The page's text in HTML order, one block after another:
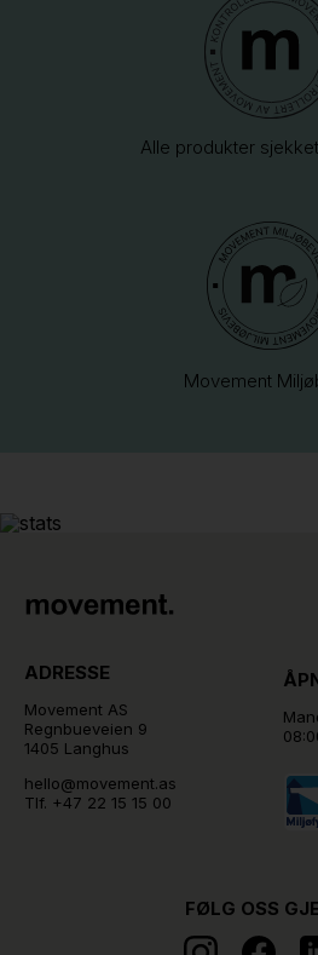
Alle produkter
Movement
ADRESSE
Movement AS
Regnbueveien 9
1405 Langhus
hello@movement.as
Tlf. +47 22 15 15 00
FØLG OSS